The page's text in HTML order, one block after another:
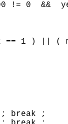
0 &&
1 ) || (
break ;